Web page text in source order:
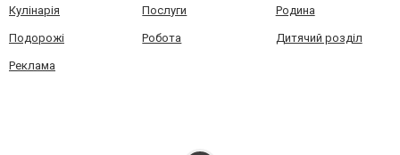
Кулінарія Послуги Родина
Подорожі Робота Дитячий розділ
Реклама